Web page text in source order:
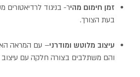
זמן חימום מהיר- בניגוד לרדיאטורים
בעת הצורך.
עיצוב מלוטש ומודרני– עם המראה
והם משתלבים בצורה חלקה עם עיצוב